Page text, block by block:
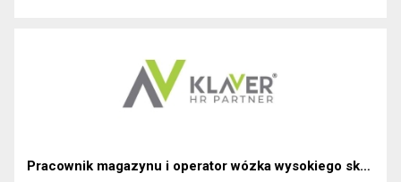
Pracownik magazynu i operator wózka wysokiego skła...